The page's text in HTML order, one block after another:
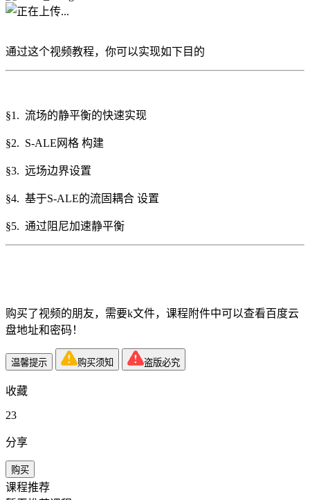
通过这个视频教程，你可以实现如下目的
§1. 流场的静平衡的快速实现
§2. S-ALE网格 构建
§3. 远场边界设置
§4. 基于S-ALE的流固耦合 设置
§5. 通过阻尼加速静平衡
购买了视频的朋友，需要k文件，课程附件中可以查看百度云
盘地址和密码！
温馨提示 购买须知 盗版必究
收藏
23
分享
购买
课程推荐